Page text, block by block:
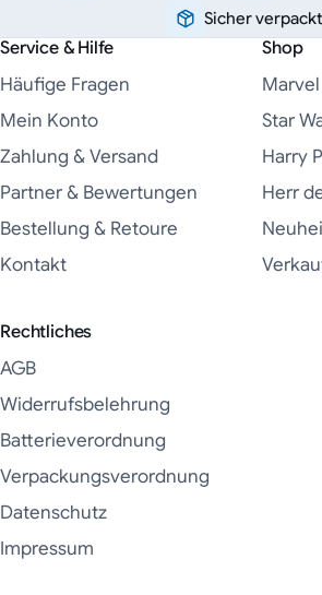
Sicher verpackt
Service & Hilfe
Häufige Fragen
Mein Konto
Zahlung & Versand
Partner & Bewertungen
Bestellung & Retoure
Kontakt
Shop
Marvel
Star
Harry
Herr
Rechtliches
AGB
Widerrufsbelehrung
Batterieverordnung
Verpackungsverordnung
Datenschutz
Impressum